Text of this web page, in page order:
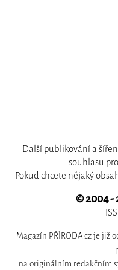
Další publikování a
souhlasu
Pokud chcete nějaký
© 2004 -
Magazín PŘÍRODA.cz je již
na originálním redakčním